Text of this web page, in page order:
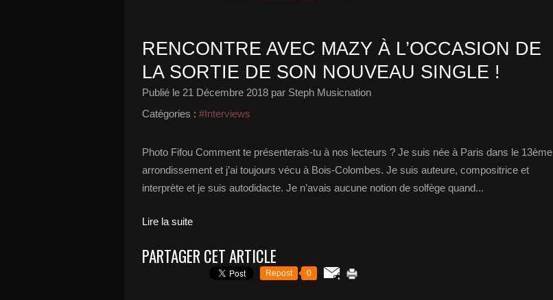
RENCONTRE AVEC MAZY À L’OCCASION DE
LA SORTIE DE SON NOUVEAU SINGLE !
Publié le 21 Décembre 2018 par Steph Musicnation
Catégories : #Interviews
Photo Fifou Comment te présenterais-tu à nos lecteurs ? Je suis née à Paris dans le 13ème
arrondissement et j’ai toujours vécu à Bois-Colombes. Je suis auteure, compositrice et
interprète et je suis autodidacte. Je n’avais aucune notion de solfège quand...
Lire la suite
PARTAGER CET ARTICLE
Repost 0